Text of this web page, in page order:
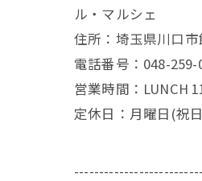
ル・マルシェ
住所：埼玉県川口
電話番号：048-259-
営業時間：LUNCH
定休日：月曜日(祝